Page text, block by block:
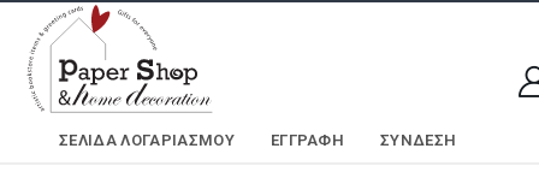
ΣΕΛΊΔΑ ΛΟΓΑΡΙΑΣΜΟΎ ΕΓΓΡΑΦΗ ΣΎΝΔΕΣΗ